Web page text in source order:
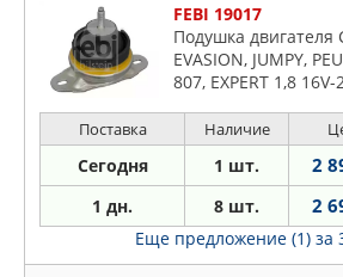
FEBI 19017
Подушка двигателя
EVASION, JUMPY,
807, EXPERT 1,8
Поставка Наличие
Сегодня 1 шт. 2
1 дн. 8 шт. 2
Еще предложение (1) за